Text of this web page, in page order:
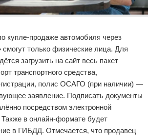
купле-продаже автомобиля через
смогут только физические лица. Для
загрузить на сайт весь пакет
транспортного средства,
полис ОСАГО (при наличии) —
заявление. Подписать документы
посредством электронной
в онлайн-формате будет
в ГИБДД. Отмечается, что продавец